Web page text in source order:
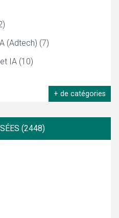
(Adtech) (7)
IA (10)
+ de catégories
(2448)